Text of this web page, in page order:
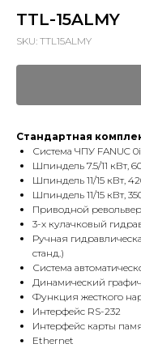
TTL-15ALMY
SKU: TTL15ALMY
Стандартная
Система ЧПУ FANUC
Шпиндель 7.5/11 кВт,
Шпиндель 11/15 кВт,
Шпиндель 11/15 кВт,
Приводной
3-х кулачковый
Ручная
станд.)
Система
Динамический
Функция жесткого
Интерфейс RS-232
Интерфейс карты
Ethernet